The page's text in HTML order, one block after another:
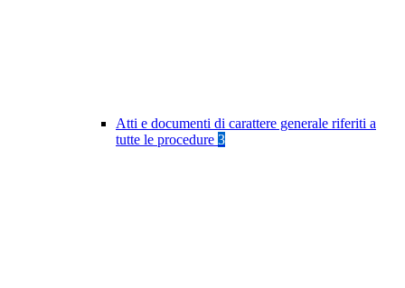
Atti e documenti di carattere generale riferiti a
tutte le procedure 3